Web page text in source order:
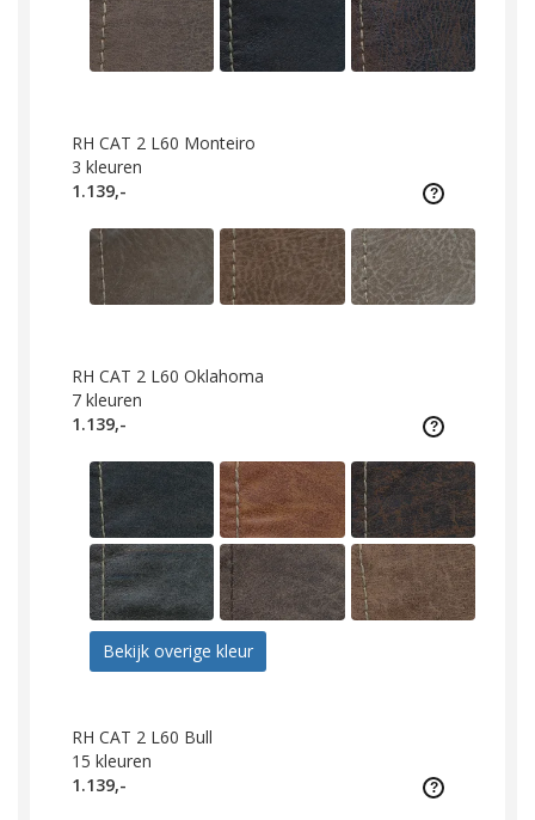
RH CAT 2 L60 Monteiro
3 kleuren
1.139,-
RH CAT 2 L60 Oklahoma
7 kleuren
1.139,-
Bekijk overige kleur
RH CAT 2 L60 Bull
15 kleuren
1.139,-